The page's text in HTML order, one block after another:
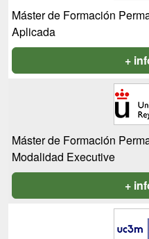
Máster de Formación
Aplicada
+
Máster de Formación
Modalidad Executive
+